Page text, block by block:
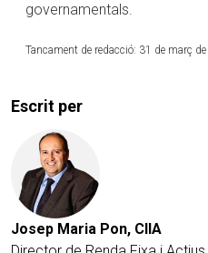
governamentals.
Tancament de redacció: 31 de març
Escrit per
Josep Maria Pon, CIIA